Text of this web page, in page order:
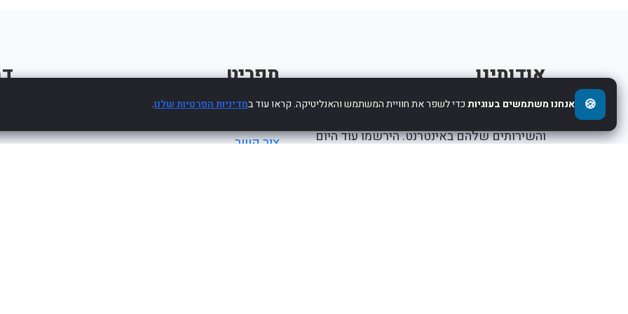
אודותינו
והשירותים שלהם באינטרנט. הירשמו עוד היום
תפריט
צור קשר
🍪 אנחנו משתמשים בעוגיותכדי לשפר את חוויית המשתמש והאנליטיקה. קראו עוד במדיניות הפרטיות שלנו.